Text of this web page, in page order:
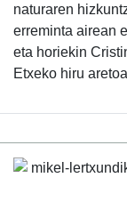
naturaren
erreminta airean
eta horiekin
Etxeko hiru